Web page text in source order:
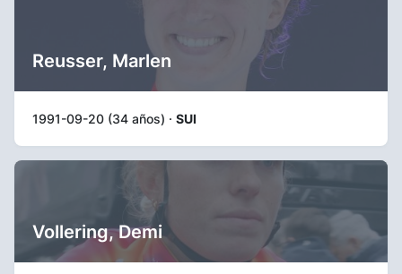
Reusser, Marlen
1991-09-20 (34 años) · SUI
Vollering, Demi